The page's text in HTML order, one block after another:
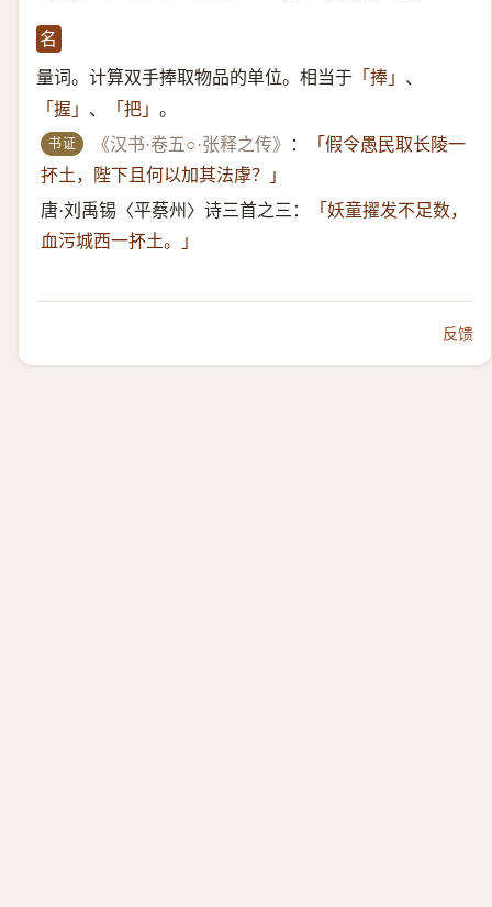
名
量词。计算双手捧取物品的单位。相当于 「捧」 、
「握」 、 「把」 。
书证 《汉书·卷五○·张释之传》 ：
「假令愚民取长陵一
抔土，陛下且何以加其法虖？」
唐·刘禹锡〈平蔡州〉诗三首之三：
「妖童擢发不足数，
血污城西一抔土。」
反馈